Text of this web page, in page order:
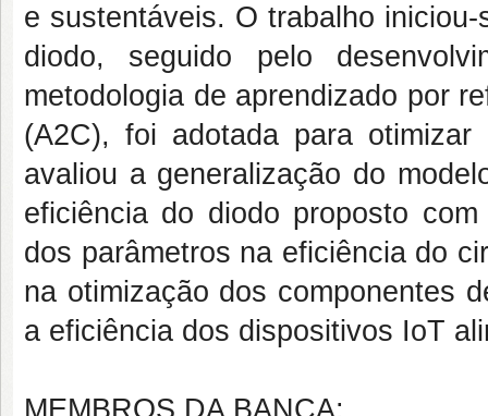
e sustentáveis. O trabalho
diodo, seguido pelo
metodologia de aprendizado por
(A2C), foi adotada para
avaliou a generalização do
eficiência do diodo proposto
dos parâmetros na eficiência do
na otimização dos componentes
a eficiência dos dispositivos IoT
MEMBROS DA BANCA: